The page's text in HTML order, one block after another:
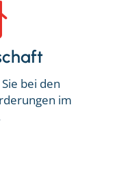
bei den
im